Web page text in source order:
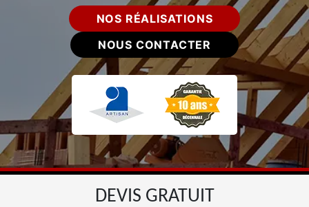
NOS RÉALISATIONS
NOUS CONTACTER
DEVIS GRATUIT